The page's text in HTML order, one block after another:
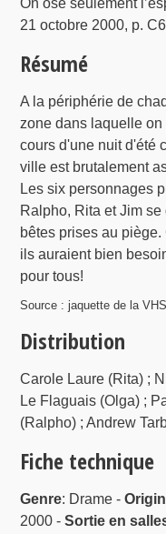
On ose seulement
21 octobre 2000, p.
Résumé
A la périphérie de
zone dans laquelle
cours d'une nuit d'été
ville est brutalement
Les six personnages
Ralpho, Rita et Jim
bêtes prises au
ils auraient bien
pour tous!
Source : jaquette de la
Distribution
Carole Laure (Rita) ;
Le Flaguais (Olga) ;
(Ralpho) ; Andrew
Fiche technique
Genre: Drame -
2000 -Sortie en